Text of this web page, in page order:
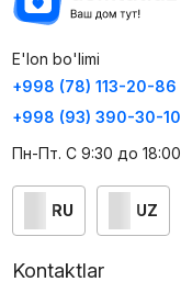
E'lon bo'limi
+998 (78) 113-20-86
+998 (93) 390-30-10
Пн-Пт. С 9:30 до 18:00
RU UZ
Kontaktlar